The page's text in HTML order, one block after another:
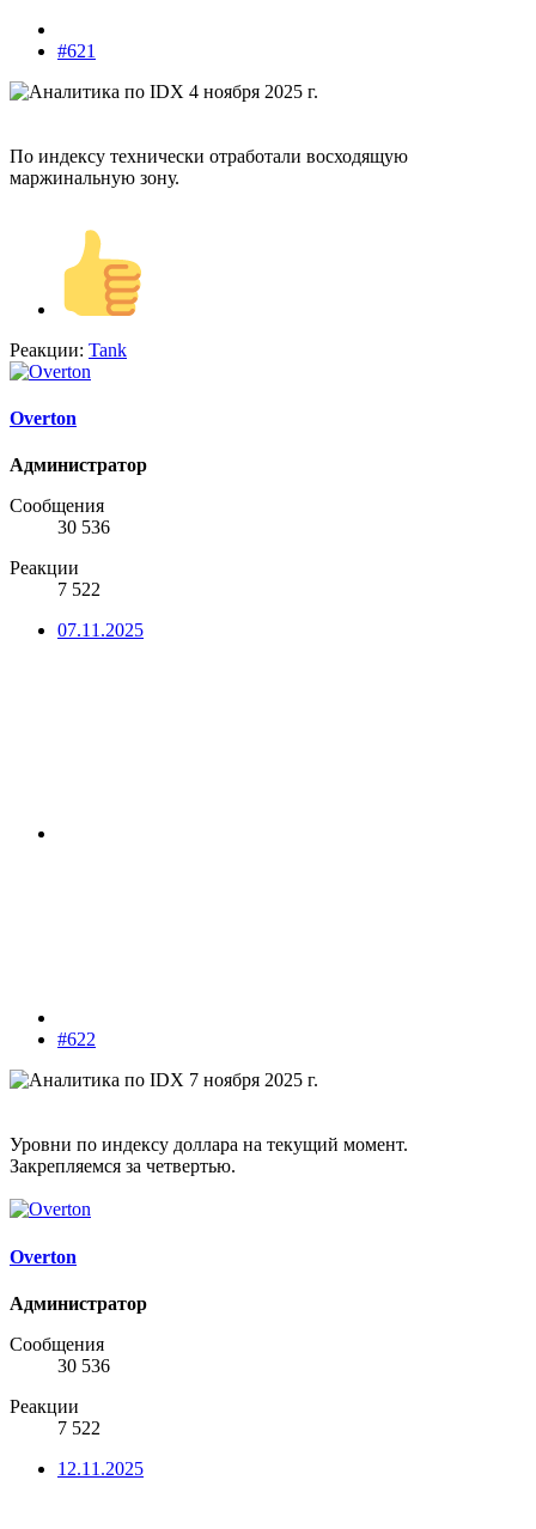
#621
По индексу технически отработали восходящую
маржинальную зону.
Реакции: Tank
Overton
Администратор
Сообщения
30 536
Реакции
7 522
07.11.2025
#622
Уровни по индексу доллара на текущий момент.
Закрепляемся за четвертью.
Overton
Администратор
Сообщения
30 536
Реакции
7 522
12.11.2025